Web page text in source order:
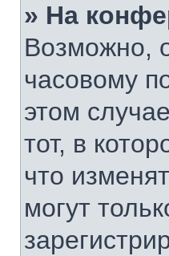
» На
Возможно,
часовому
этом
тот, в
что
могут